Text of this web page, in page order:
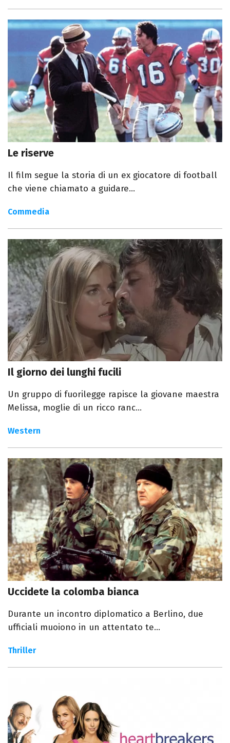
Le riserve
Il film segue la storia di un ex giocatore di football
che viene chiamato a guidare...
Commedia
Il giorno dei lunghi fucili
Un gruppo di fuorilegge rapisce la giovane maestra
Melissa, moglie di un ricco ranc...
Western
Uccidete la colomba bianca
Durante un incontro diplomatico a Berlino, due
ufficiali muoiono in un attentato te...
Thriller